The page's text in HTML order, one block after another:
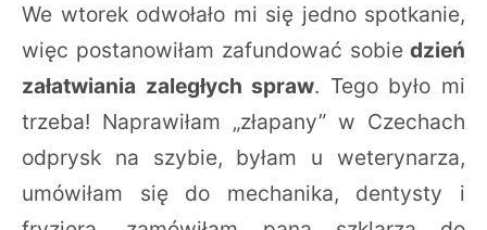
We wtorek odwołało mi się jedno spotkanie,
więc postanowiłam zafundować sobie dzień
załatwiania zaległych spraw. Tego było mi
trzeba! Naprawiłam „złapany” w Czechach
odprysk na szybie, byłam u weterynarza,
umówiłam się do mechanika, dentysty i